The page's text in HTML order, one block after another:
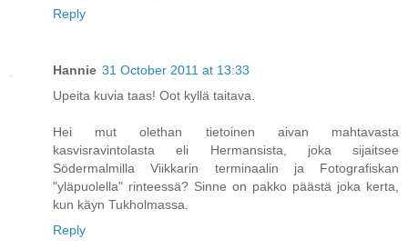
Reply
Hannie 31 October 2011 at 13:33
Upeita kuvia taas! Oot kyllä taitava.
Hei mut olethan tietoinen aivan mahtavasta
kasvisravintolasta eli Hermansista, joka sijaitsee
Södermalmilla Viikkarin terminaalin ja Fotografiskan
"yläpuolella" rinteessä? Sinne on pakko päästä joka kerta,
kun käyn Tukholmassa.
Reply